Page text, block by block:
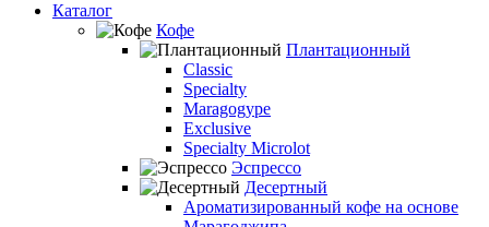
Каталог
Кофе
Плантационный
Classic
Specialty
Maragogype
Exclusive
Specialty Microlot
Эспрессо
Десертный
Ароматизированный кофе на основе